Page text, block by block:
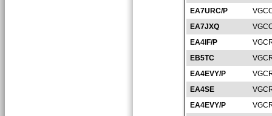
EA7URC/P
EA7JXQ
EA4IF/P
EB5TC
EA4EVY/P
EA4SE
EA4EVY/P